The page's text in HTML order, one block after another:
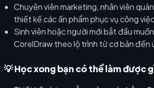
Chuyên viên marketing, nhân viên
thiết kế các ấn phẩm phục vụ công
Sinh viên hoặc người mới bắt đầu
CorelDraw theo lộ trình từ cơ bản đến
💡 Học xong bạn có thể làm được